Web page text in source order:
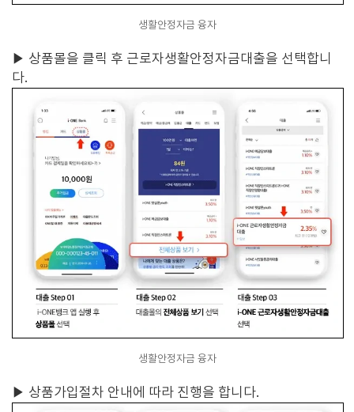
생활안정자금 융자
▶ 상품몰을 클릭 후 근로자생활안정자금대출을 선택합니
다.
생활안정자금 융자
▶ 상품가입절차 안내에 따라 진행을 합니다.